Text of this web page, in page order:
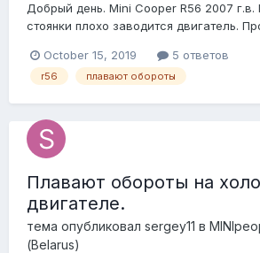
Добрый день. Mini Cooper R56 2007 г.в.
стоянки плохо заводится двигатель.
секунд держит обороты около 1300 и
Потом происходит падение оборотов до
October 15, 2019 5 ответов
r56 плавают обороты
Плавают обороты на
двигателе.
тема опубликовал sergey11 в
(Belarus)